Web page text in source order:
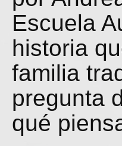
Escuela
historia
familia
pregunta
qué